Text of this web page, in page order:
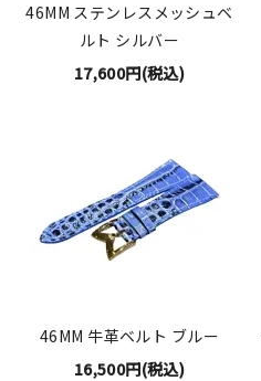
46MM ステンレスメッシュベ
ルト シルバー
17,600円(税込)
46MM 牛革ベルト ブルー
16,500円(税込)